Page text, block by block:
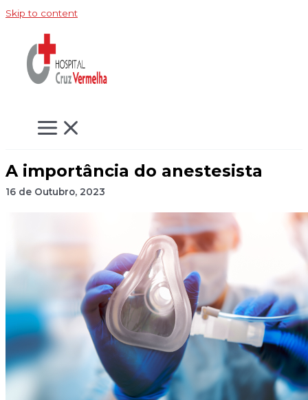
Skip to content
A importância do anestesista
16 de Outubro, 2023